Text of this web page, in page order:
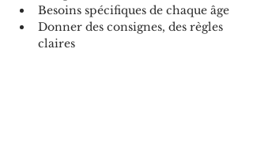
Besoins spécifiques de chaque âge
Donner des consignes, des règles
claires